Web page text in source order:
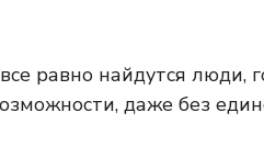
равно найдутся люди,
даже без